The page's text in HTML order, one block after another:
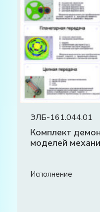
ЭЛБ-161.044.01
Комплект
моделей
Исполнение